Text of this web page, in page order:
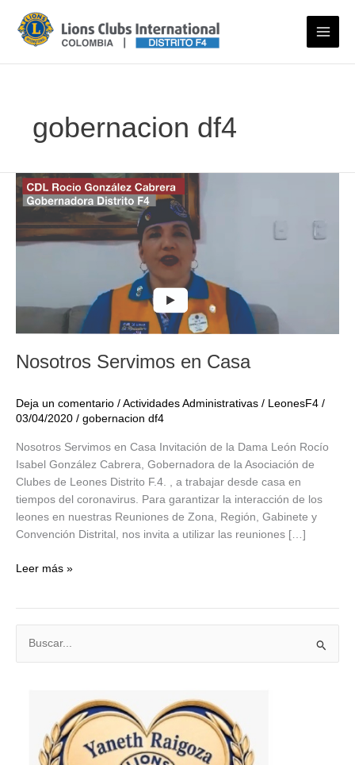
contenido
gobernacion df4
Nosotros Servimos en Casa
Deja un comentario / Actividades Administrativas / LeonesF4 /
03/04/2020 / gobernacion df4
Nosotros Servimos en Casa Invitación de la Dama León Rocío
Isabel González Cabrera, Gobernadora de la Asociación de
Clubes de Leones Distrito F.4. , a trabajar desde casa en
tiempos del coronavirus. Para garantizar la interacción de los
leones en nuestras Reuniones de Zona, Región, Gabinete y
Convención Distrital, nos invita a utilizar las reuniones […]
Nosotros
Leer más »